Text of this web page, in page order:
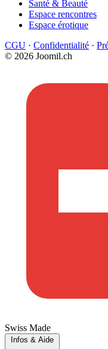
Santé & Beauté
Espace rencontres
Espace érotique
CGU · Confidentialité ·
© 2026 Joomil.ch
Swiss Made
Infos & Aide